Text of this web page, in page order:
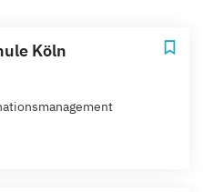
Köln